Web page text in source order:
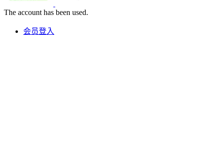
The account has been used.
会员登入